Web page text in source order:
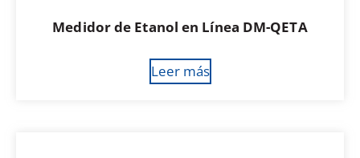
Medidor de Etanol en Línea DM-QETA
Leer más